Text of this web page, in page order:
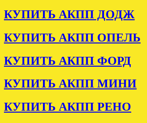
КУПИТЬ АКПП ДОДЖ
КУПИТЬ АКПП ОПЕЛЬ
КУПИТЬ АКПП ФОРД
КУПИТЬ АКПП МИНИ
КУПИТЬ АКПП РЕНО